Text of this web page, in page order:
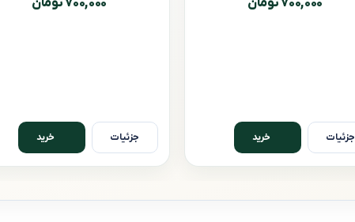
۷۰۰,۰۰۰ تومان
جزئیات خرید
۷۰۰,۰۰۰ تومان
جزئیات خرید